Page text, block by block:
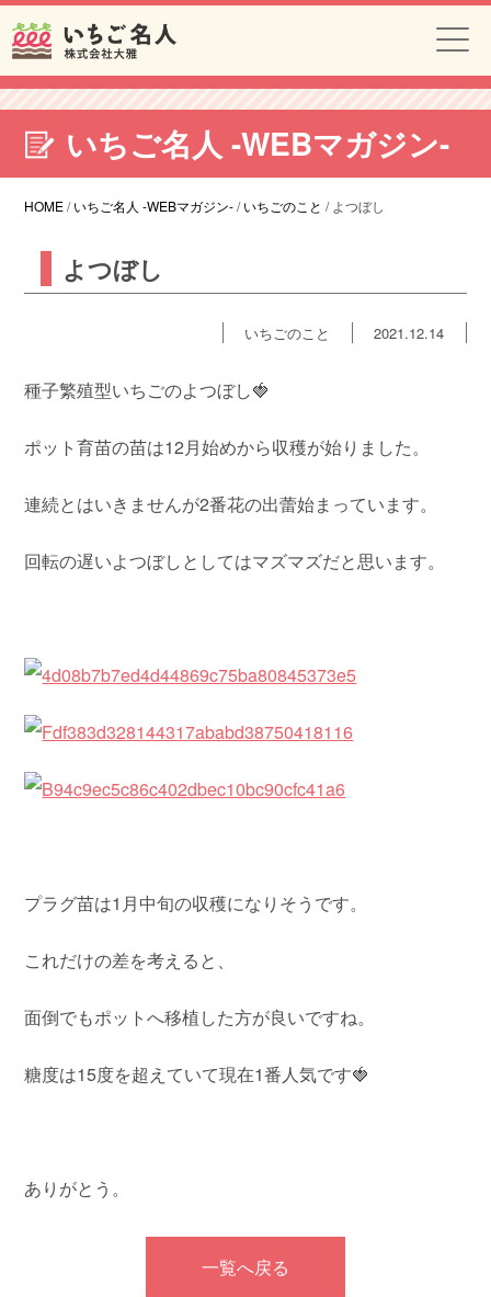
いちご名人 -WEBマガジン-
HOME/いちご名人 -WEBマガジン-/いちごのこと / よつぼし
よつぼし
いちごのこと 2021.12.14
種子繁殖型いちごのよつぼし🍓
ポット育苗の苗は12月始めから収穫が始りました。
連続とはいきませんが2番花の出蕾始まっています。
回転の遅いよつぼしとしてはマズマズだと思います。
プラグ苗は1月中旬の収穫になりそうです。
これだけの差を考えると、
面倒でもポットへ移植した方が良いですね。
糖度は15度を超えていて現在1番人気です🍓
ありがとう。
一覧へ戻る